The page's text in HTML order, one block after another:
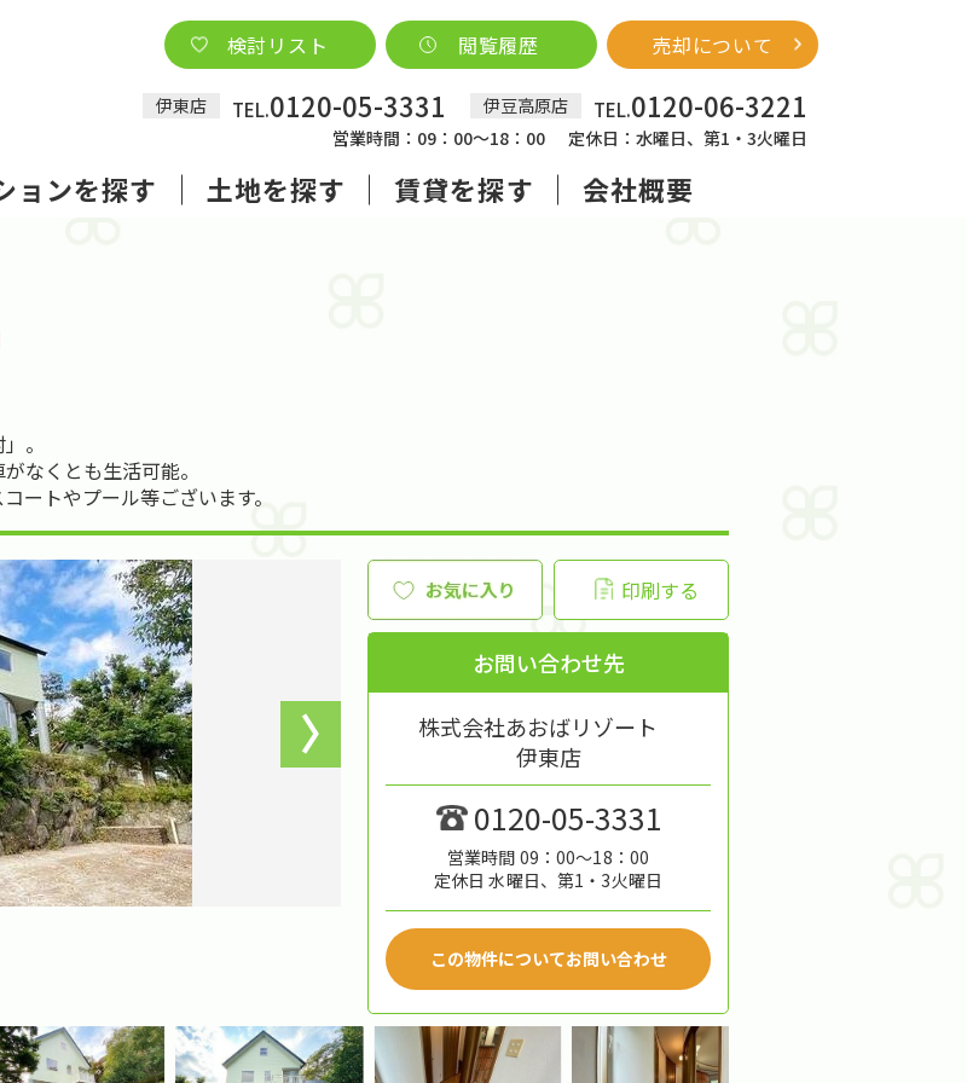
伊東店 TEL.0120-05-3331 伊豆高原店 TEL.0120-06-3221
営業時間：09：00～18：00 定休日：水曜日、第1・3火曜日
検討リスト 閲覧履歴 売却について
ョンを探す 土地を探す 賃貸を探す 会社概要
。
なくとも生活可能。
ートやプール等ございます。
印刷する
お問い合わせ先
株式会社あおばリゾート
伊東店
0120-05-3331
営業時間 09：00～18：00
定休日 水曜日、第1・3火曜日
この物件についてお問い合わせ